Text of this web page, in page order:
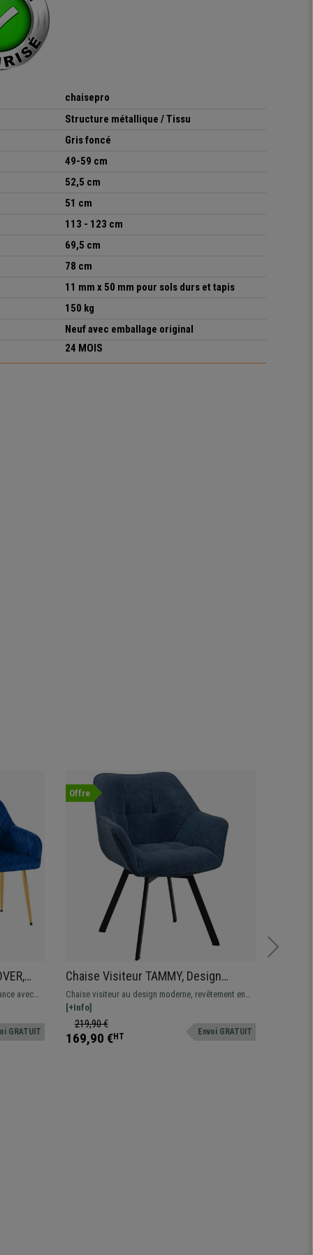
chaisepro
Structure métallique / Tissu
Gris foncé
49-59 cm
52,5 cm
51 cm
113 - 123 cm
69,5 cm
78 cm
11 mm x 50 mm pour sols durs et tapis
150 kg
Neuf avec emballage original
24 MOIS
avec
GRATUIT
Offre
Chaise Visiteur TAMMY, Design
Contemporain, en Tissu Velours
Côtelé Bleu
Chaise visiteur au design moderne, revêtement en
tissu velous côtelé. Fonctionnelle et disponible en
plusieurs couleurs.
[+Info]
219,90 €
169,90 €HT Envoi GRATUIT